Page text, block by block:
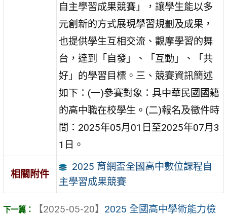
自主學習成果競賽」，讓學生能以多
元創新的方式展現學習規劃及成果，
也提供學生互相交流、觀摩學習的舞
台，達到「自發」、「互動」、「共
好」的學習目標。三、競賽資訊簡述
如下：(一)參賽對象：具中華民國國籍
的高中職在校學生。(二)報名及徵件時
間：2025年05月01日至2025年07月3
1日。
相關附件
2025 育網盃全國高中數位課程自
主學習成果競賽
【2025-05-20】 2025 全國高中學術能力檢